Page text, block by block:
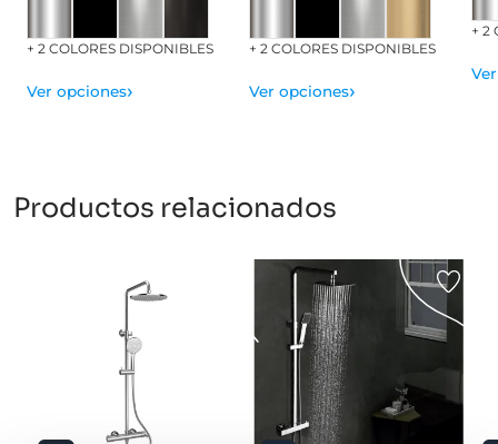
+ 2 COLORES DISPONIBLES
Ver opciones›
+ 2 COLORES DISPONIBLES
Ver opciones›
+ 2
Productos relacionados